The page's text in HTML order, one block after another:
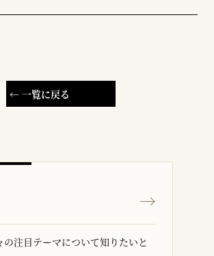
← 一覧に戻る
の注目テーマについて知りたいと